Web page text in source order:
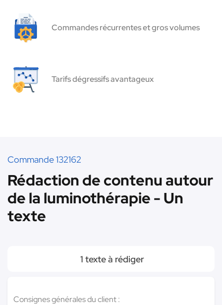
Commandes récurrentes et gros volumes
Tarifs dégressifs avantageux
Commande 132162
Rédaction de contenu autour
de la luminothérapie - Un
texte
1 texte à rédiger
Consignes générales du client :